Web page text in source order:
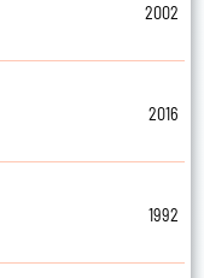
2002
2016
1992